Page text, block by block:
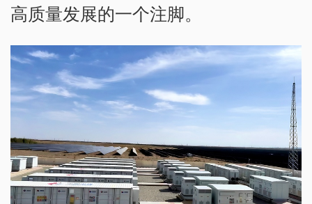
高质量发展的一个注脚。